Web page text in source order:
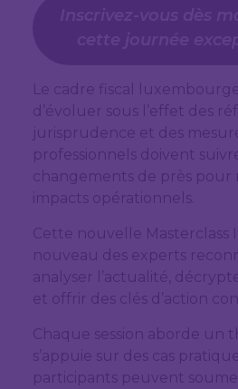
Le cadre fiscal
d’évoluer sous l’effet des
jurisprudence et des
professionnels doivent
changements de près pour
impacts opérationnels.
Cette nouvelle Masterclass
nouveau des experts
analyser l’actualité,
et offrir des clés d’action
Chaque session aborde un
s’appuie sur des cas
participants peuvent